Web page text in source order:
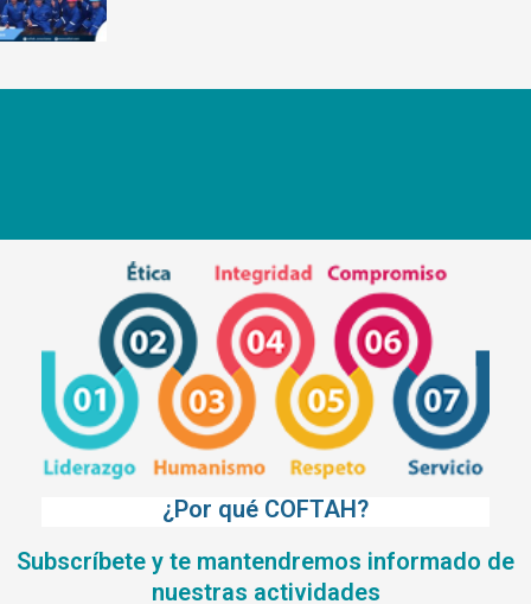
¿Por qué COFTAH?
Subscríbete y te mantendremos informado de
nuestras actividades